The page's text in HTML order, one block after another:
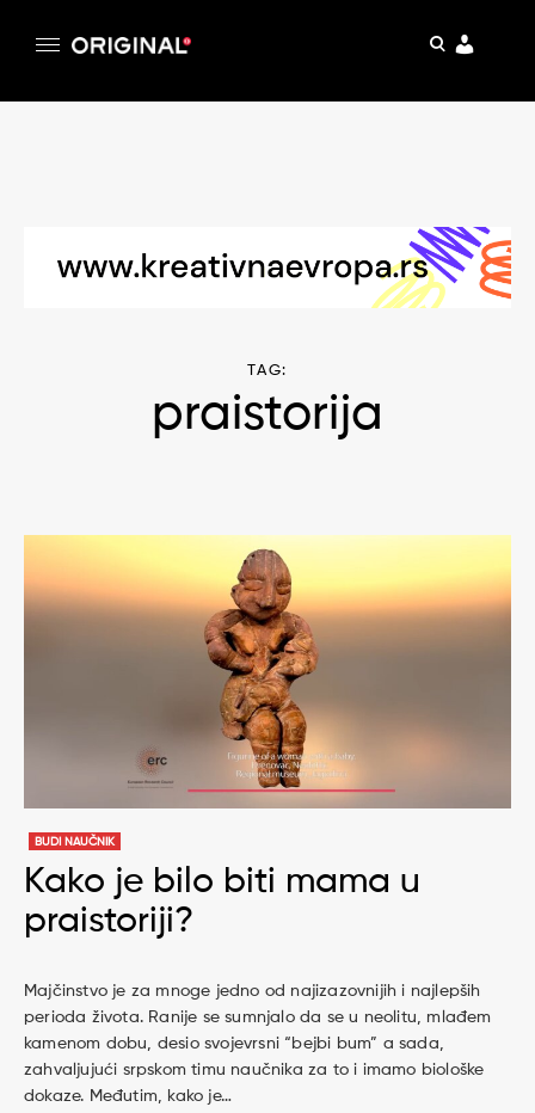
pretraga
TAG:
praistorija
BUDI NAUČNIK
Kako je bilo biti mama u
praistoriji?
Majčinstvo je za mnoge jedno od najizazovnijih i najlepših
perioda života. Ranije se sumnjalo da se u neolitu, mlađem
kamenom dobu, desio svojevrsni “bejbi bum” a sada,
zahvaljujući srpskom timu naučnika za to i imamo biološke
dokaze. Međutim, kako je…